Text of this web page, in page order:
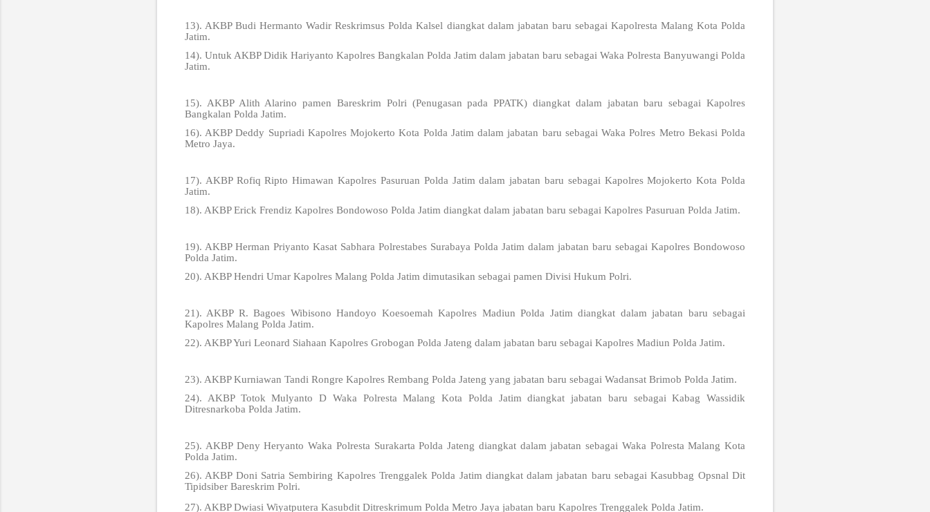
13). AKBP Budi Hermanto Wadir Reskrimsus Polda Kalsel diangkat dalam jabatan baru sebagai Kapolresta Malang Kota Polda
Jatim.
14). Untuk AKBP Didik Hariyanto Kapolres Bangkalan Polda Jatim dalam jabatan baru sebagai Waka Polresta Banyuwangi Polda
Jatim.
15). AKBP Alith Alarino pamen Bareskrim Polri (Penugasan pada PPATK) diangkat dalam jabatan baru sebagai Kapolres
Bangkalan Polda Jatim.
16). AKBP Deddy Supriadi Kapolres Mojokerto Kota Polda Jatim dalam jabatan baru sebagai Waka Polres Metro Bekasi Polda
Metro Jaya.
17). AKBP Rofiq Ripto Himawan Kapolres Pasuruan Polda Jatim dalam jabatan baru sebagai Kapolres Mojokerto Kota Polda
Jatim.
18). AKBP Erick Frendiz Kapolres Bondowoso Polda Jatim diangkat dalam jabatan baru sebagai Kapolres Pasuruan Polda Jatim.
19). AKBP Herman Priyanto Kasat Sabhara Polrestabes Surabaya Polda Jatim dalam jabatan baru sebagai Kapolres Bondowoso
Polda Jatim.
20). AKBP Hendri Umar Kapolres Malang Polda Jatim dimutasikan sebagai pamen Divisi Hukum Polri.
21). AKBP R. Bagoes Wibisono Handoyo Koesoemah Kapolres Madiun Polda Jatim diangkat dalam jabatan baru sebagai
Kapolres Malang Polda Jatim.
22). AKBP Yuri Leonard Siahaan Kapolres Grobogan Polda Jateng dalam jabatan baru sebagai Kapolres Madiun Polda Jatim.
23). AKBP Kurniawan Tandi Rongre Kapolres Rembang Polda Jateng yang jabatan baru sebagai Wadansat Brimob Polda Jatim.
24). AKBP Totok Mulyanto D Waka Polresta Malang Kota Polda Jatim diangkat jabatan baru sebagai Kabag Wassidik
Ditresnarkoba Polda Jatim.
25). AKBP Deny Heryanto Waka Polresta Surakarta Polda Jateng diangkat dalam jabatan sebagai Waka Polresta Malang Kota
Polda Jatim.
26). AKBP Doni Satria Sembiring Kapolres Trenggalek Polda Jatim diangkat dalam jabatan baru sebagai Kasubbag Opsnal Dit
Tipidsiber Bareskrim Polri.
27). AKBP Dwiasi Wiyatputera Kasubdit Ditreskrimum Polda Metro Jaya jabatan baru Kapolres Trenggalek Polda Jatim.